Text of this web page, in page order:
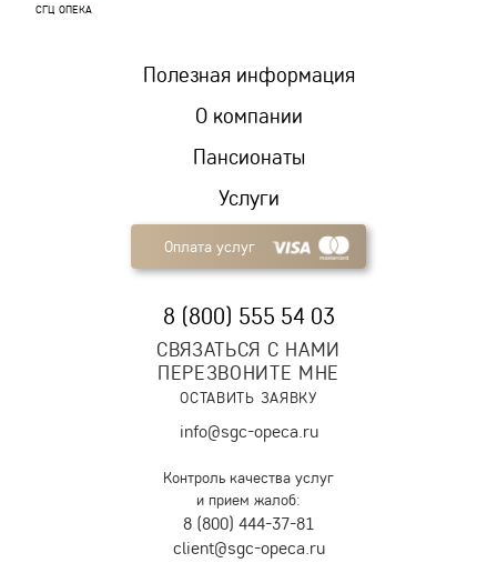
СГЦ ОПЕКА
Пансионаты
Услуги
Полезная информация
О компании
Оплата услуг
8 (800) 555 54 03
СВЯЗАТЬСЯ С НАМИ
ПЕРЕЗВОНИТЕ МНЕ
ОСТАВИТЬ ЗАЯВКУ
info@sgc-opeca.ru
Контроль качества услуг
и прием жалоб:
8 (800) 444-37-81
client@sgc-opeca.ru